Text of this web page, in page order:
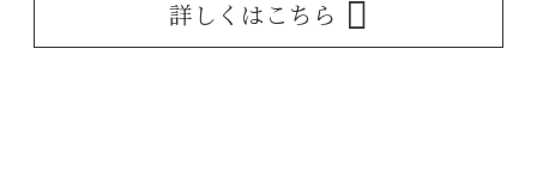
詳しくはこちら